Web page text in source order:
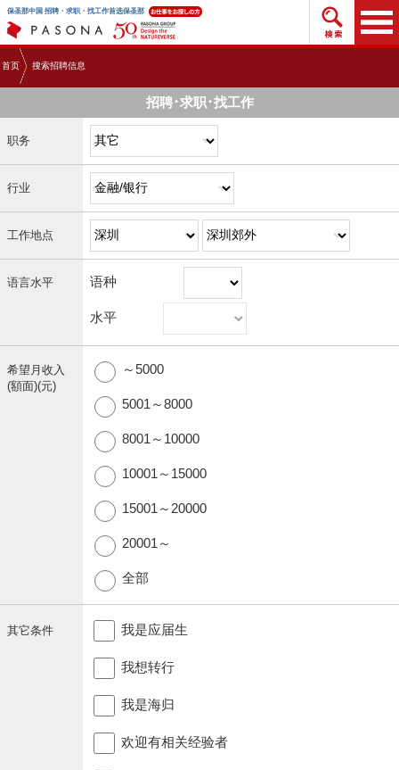
保圣那中国 招聘・求职・找工作首选保圣那 搜索
首页 搜索招聘信息
招聘･求职･找工作
职务
行业
工作地点
语言水平 语种
水平
希望月收入
(額面)(元)
～5000
5001～8000
8001～10000
10001～15000
15001～20000
20001～
全部
其它条件 我是应届生
我想转行
我是海归
欢迎有相关经验者